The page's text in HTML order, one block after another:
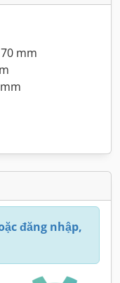
mm
đăng nhập,